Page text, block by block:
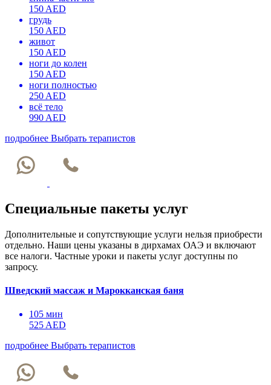
150 AED
грудь
150 AED
живот
150 AED
ноги до колен
150 AED
ноги полностью
250 AED
всё тело
990 AED
подробнее Выбрать терапистов
Специальные пакеты услуг
Дополнительные и сопутствующие услуги нельзя приобрести
отдельно. Наши цены указаны в дирхамах ОАЭ и включают
все налоги. Частные уроки и пакеты услуг доступны по
запросу.
Шведский массаж и Марокканская баня
105 мин
525 AED
подробнее Выбрать терапистов